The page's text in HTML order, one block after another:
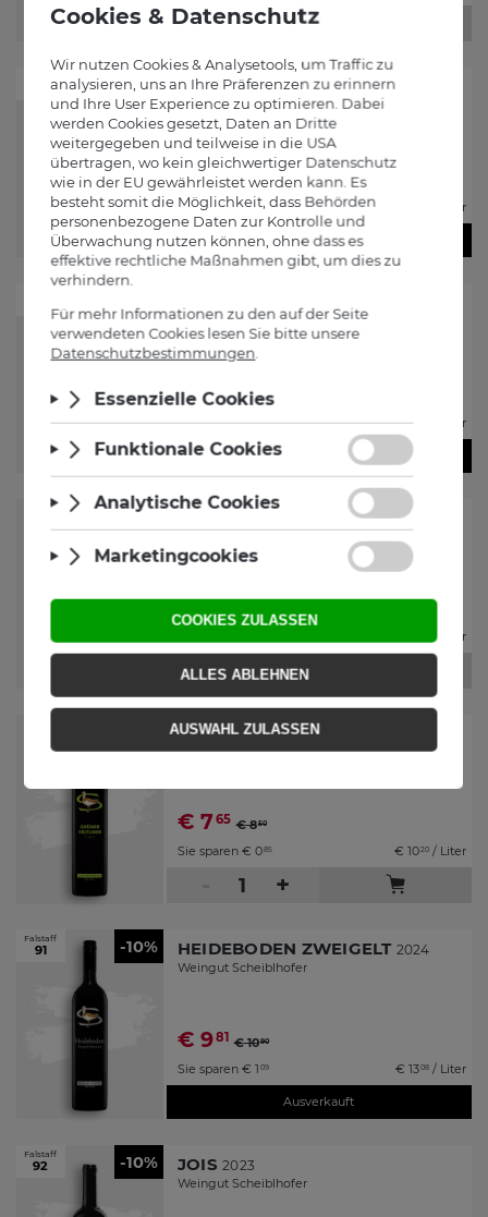
- +
-10% BIG JOHN2024
Weingut Scheiblhofer
€15 75 €17 50
Sie sparen€175 / Liter
Ausverkauft
Weingut Scheiblhofer
€42 75 €47
Sie sparen€4 €57 / Liter
Ausverkauft
-10%
€981
/ Liter
- +
GRÜNER VELTLINER
Weingut Scheiblhofer
€ 7 65 €850
Sie sparen € 085 € 1020/ Liter
+
Falstaff
91 -10% HEIDEBODEN ZWEIGELT 2024
Weingut Scheiblhofer
€ 981 €1090
Sie sparen € 1 09 € 1308/ Liter
Ausverkauft
Falstaff
92 -10% JOIS2023
Weingut Scheiblhofer